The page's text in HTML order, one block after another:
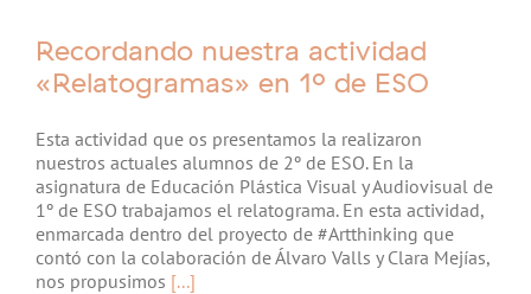
Recordando nuestra actividad
«Relatogramas» en 1º de ESO
Esta actividad que os presentamos la realizaron
nuestros actuales alumnos de 2º de ESO. En la
asignatura de Educación Plástica Visual y Audiovisual de
1º de ESO trabajamos el relatograma. En esta actividad,
enmarcada dentro del proyecto de #Artthinking que
contó con la colaboración de Álvaro Valls y Clara Mejías,
nos propusimos [...]